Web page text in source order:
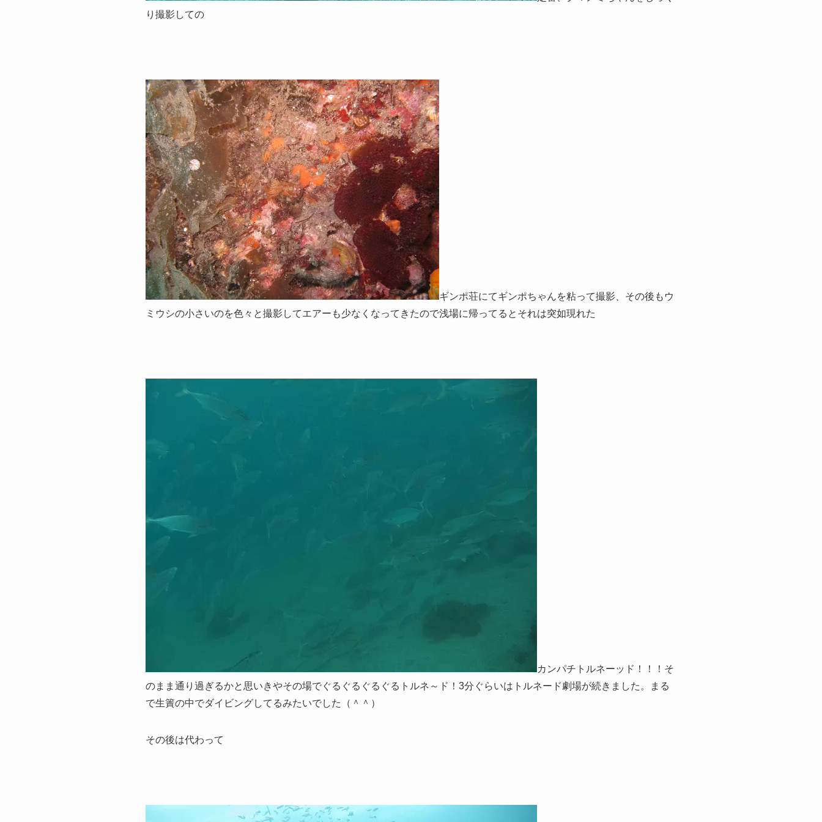
り撮影しての
ギンポ荘にてギンポちゃんを粘って撮影、その後もウ
ミウシの小さいのを色々と撮影してエアーも少なくなってきたので浅場に帰ってるとそれは突如現れた
カンパチトルネーッド！！！そ
のまま通り過ぎるかと思いきやその場でぐるぐるぐるぐるトルネ～ド！3分ぐらいはトルネード劇場が続きました。まる
で生簀の中でダイビングしてるみたいでした（＾＾）
その後は代わって